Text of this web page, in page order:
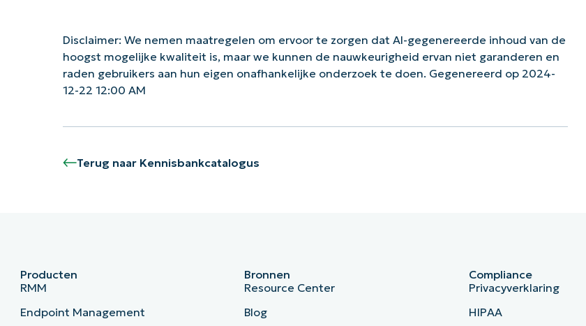
Disclaimer: We nemen maatregelen om ervoor te zorgen dat AI-gegenereerde inhoud van de
hoogst mogelijke kwaliteit is, maar we kunnen de nauwkeurigheid ervan niet garanderen en
raden gebruikers aan hun eigen onafhankelijke onderzoek te doen. Gegenereerd op 2024-
12-22 12:00 AM
Terug naar Kennisbankcatalogus
Producten
RMM
Endpoint Management
Bronnen
Resource Center
Blog
Compliance
Privacyverklaring
HIPAA